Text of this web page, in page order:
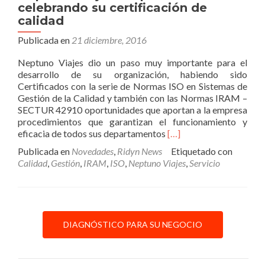
celebrando su certificación de
calidad
Publicada en 21 diciembre, 2016
Neptuno Viajes dio un paso muy importante para el
desarrollo de su organización, habiendo sido
Certificados con la serie de Normas ISO en Sistemas de
Gestión de la Calidad y también con las Normas IRAM –
SECTUR 42910 oportunidades que aportan a la empresa
procedimientos que garantizan el funcionamiento y
eficacia de todos sus departamentos Leer
Viajes
despide
certificación
de
[…]
Publicada en Novedades, Ridyn News
Etiquetado con
Calidad, Gestión, IRAM, ISO, Neptuno Viajes,Servicio
DIAGNÓSTICO PARA SU NEGOCIO